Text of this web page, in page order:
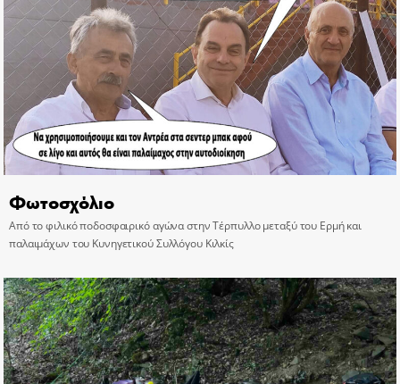
Φωτοσχόλιο
Από το φιλικό ποδοσφαιρικό αγώνα στην Τέρπυλλο μεταξύ του Ερμή και
παλαιμάχων του Κυνηγετικού Συλλόγου Κιλκίς